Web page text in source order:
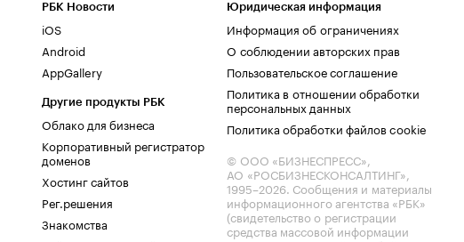
РБК Новости
iOS
Android
AppGallery
Другие продукты РБК
Облако для бизнеса
Корпоративный регистратор
доменов
Хостинг сайтов
Рег.решения
Знакомства
Юридическая информация
Информация об ограничениях
О соблюдении авторских прав
Пользовательское соглашение
Политика в отношении обработки
персональных данных
Политика обработки файлов cookie
© ООО «БИЗНЕСПРЕСС»,
АО «РОСБИЗНЕСКОНСАЛТИНГ»,
1995–2026. Сообщения и материалы
информационного агентства «РБК»
(свидетельство о регистрации
средства массовой информации